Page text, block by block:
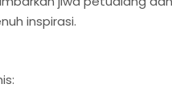
inspirasi.